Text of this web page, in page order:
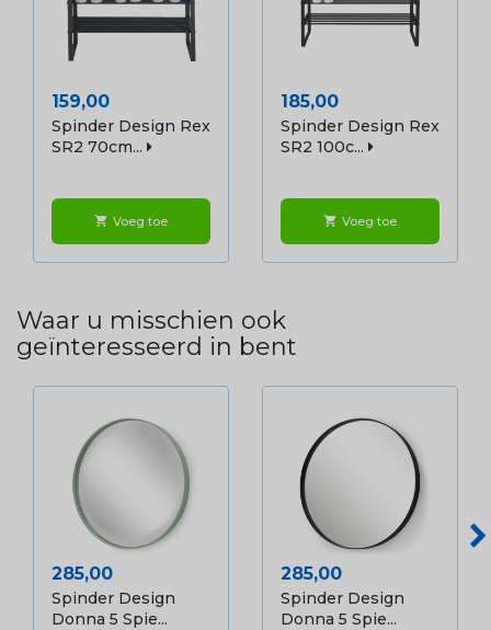
Prijs
159,00
Spinder Design Rex
SR2 70cm...
shopping_cart Voeg toe
Prijs
185,00
Spinder Design Rex
SR2 100c...
shopping_cart Voeg toe
Waar u misschien ook
geïnteresseerd in bent
Prijs
285,00
Spinder Design
Donna 5 Spie...
Prijs
285,00
Spinder Design
Donna 5 Spie...